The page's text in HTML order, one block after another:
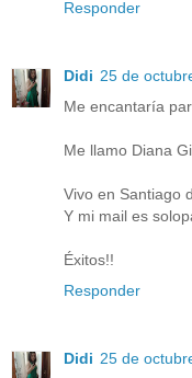
Responder
Didi 25 de
Me encantaría
Me llamo Diana
Vivo en Santiago
Y mi mail es
Éxitos!!
Responder
Didi 25 de